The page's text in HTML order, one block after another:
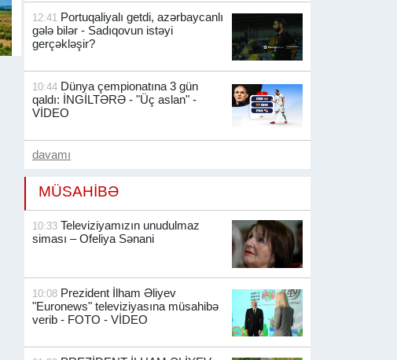
12:41 Portuqaliyalı getdi, azərbaycanlı
gələ bilər - Sadıqovun istəyi
gerçəkləşir?
10:44 Dünya çempionatına 3 gün
qaldı: İNGİLTƏRƏ - "Üç aslan" -
VİDEO
davamı
MÜSAHİBƏ
10:33 Televiziyamızın unudulmaz
siması – Ofeliya Sənani
10:08 Prezident İlham Əliyev
"Euronews" televiziyasına müsahibə
verib - FOTO - VİDEO